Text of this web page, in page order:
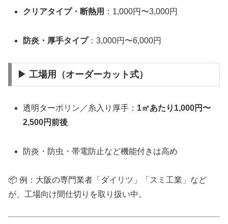
クリアタイプ・断熱用 ：1,000円〜3,000円
防炎・厚手タイプ：3,000円〜6,000円
▶ 工場用（オーダーカット式）
透明ターポリン／糸入り厚手： 1㎡あたり1,000円〜
2,500円前後
防炎・防虫・帯電防止など機能付きは高め
📦 例：大阪の専門業者「ダイリツ」「スミ工業」など
が、工場向け間仕切りを取り扱い中。